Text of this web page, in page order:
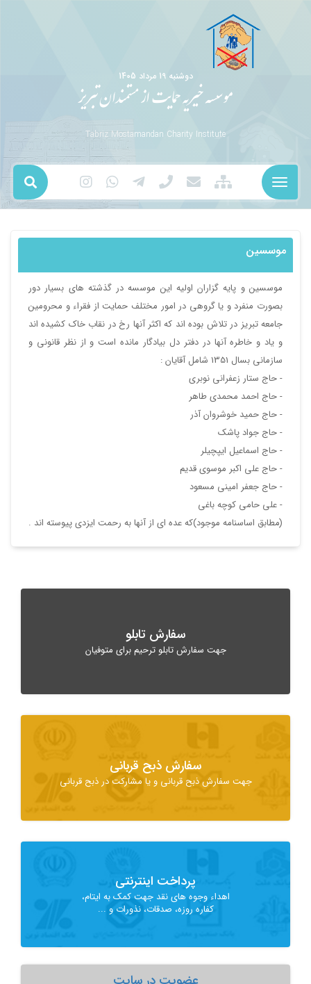
دوشنبه 19 مرداد 1405
موسسه خیریه حمایت از مستمندان تبریز
Tabriz Mostamandan Charity Institute
موسسین
موسسين و پايه گزاران اوليه اين موسسه در گذشته هاي بسيار دور
بصورت منفرد و يا گروهي در امور مختلف حمايت از فقراء و محرومين
جامعه تبريز در تلاش بوده اند كه اكثر آنها رخ در نقاب خاك كشيده اند
و ياد و خاطره آنها در دفتر دل بيادگار مانده است و از نظر قانوني و
سازماني بسال 1351 شامل آقايان :
- حاج ستار زعفراني نوبري
- حاج احمد محمدي طاهر
- حاج حميد خوشروان آذر
- حاج جواد پاشك
- حاج اسماعيل ايپچيلر
- حاج علي اكبر موسوي قديم
- حاج جعفر اميني مسعود
- علي حامي كوچه باغي
(مطابق اساسنامه موجود)كه عده اي از آنها به رحمت ايزدي پيوسته اند .
سفارش تابلو
جهت سفارش تابلو ترحیم برای متوفیان
سفارش ذبح قربانی
جهت سفارش ذبح قربانی و یا مشارکت در ذبح قربانی
پرداخت اینترنتی
اهداء وجوه های نقد جهت کمک به ایتام،
کفاره روزه، صدقات، نذورات و ...